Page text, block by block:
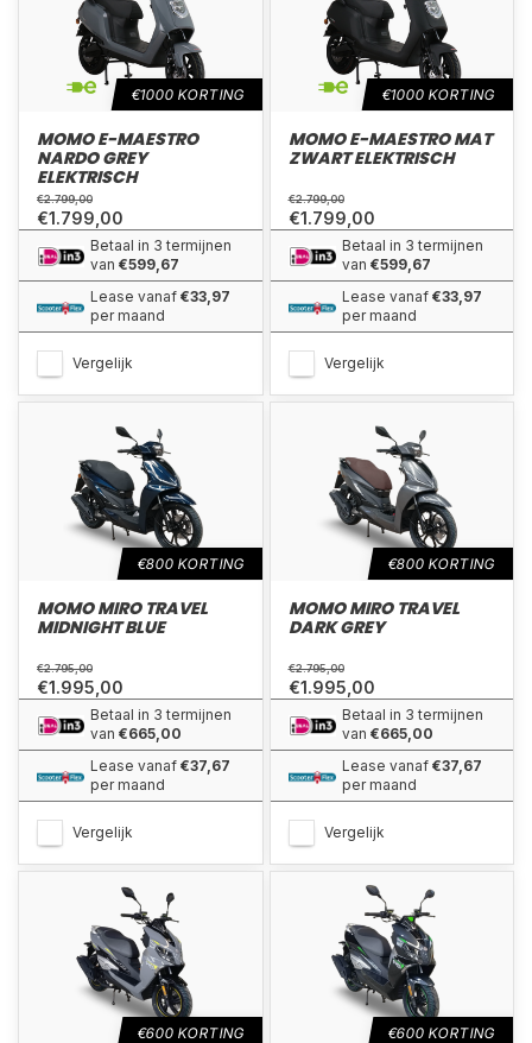
€1000 KORTING
MOMO E-MAESTRO
NARDO GREY
ELEKTRISCH
€2.799,00
€1.799,00
Betaal in 3 termijnen
van €599,67
Lease vanaf €33,97
per maand
Vergelijk
€1000 KORTING
MOMO E-MAESTRO MAT
ZWART ELEKTRISCH
€2.799,00
€1.799,00
Betaal in 3 termijnen
van €599,67
Lease vanaf €33,97
per maand
Vergelijk
€800 KORTING
MOMO MIRO TRAVEL
MIDNIGHT BLUE
€2.795,00
€1.995,00
Betaal in 3 termijnen
van €665,00
Lease vanaf €37,67
per maand
Vergelijk
€800 KORTING
MOMO MIRO TRAVEL
DARK GREY
€2.795,00
€1.995,00
Betaal in 3 termijnen
van €665,00
Lease vanaf €37,67
per maand
Vergelijk
€600 KORTING €600 KORTING